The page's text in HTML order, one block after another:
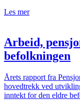
Les mer
Arbeid,
befolkningen
Årets rapport fra
hovedtrekk ved
inntekt for den eldre